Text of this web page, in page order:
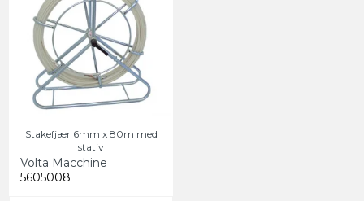
Stakefjær 6mm x 80m med
stativ
Volta Macchine
5605008